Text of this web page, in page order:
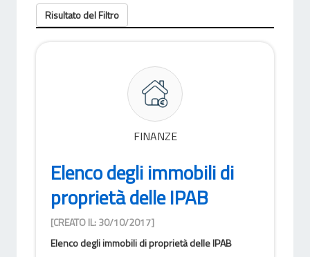
Risultato del Filtro
FINANZE
Elenco degli immobili di
proprietà delle IPAB
[CREATO IL: 30/10/2017]
Elenco degli immobili di proprietà delle IPAB